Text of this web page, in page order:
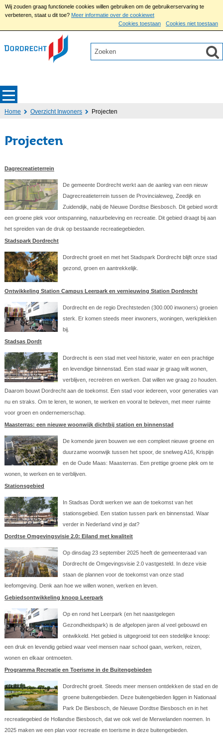
Wij zouden graag functionele cookies willen gebruiken om de gebruikerservaring te
verbeteren, staat u dit toe? Meer informatie over de cookiewet
Cookies toestaan
Cookies niet toestaan
Home Overzicht Inwoners Projecten
Projecten
Dagrecreatieterrein
De gemeente Dordrecht werkt aan de aanleg van een nieuw
Dagrecreatieterrein tussen de Provincialeweg, Zeedijk en
Zuidendijk, nabij de Nieuwe Dordtse Biesbosch. Dit gebied wordt
een groene plek voor ontspanning, natuurbeleving en recreatie. Dit gebied draagt bij aan
het spreiden van de druk op bestaande recreatiegebieden.
Stadspark Dordrecht
Dordrecht groeit en met het Stadspark Dordrecht blijft onze stad
gezond, groen en aantrekkelijk.
Ontwikkeling Station Campus Leerpark en vernieuwing Station Dordrecht
Dordrecht en de regio Drechtsteden (300.000 inwoners) groeien
sterk. Er komen steeds meer inwoners, woningen, werkplekken
bij.
Stadsas Dordt
Dordrecht is een stad met veel historie, water en een prachtige
en levendige binnenstad. Een stad waar je graag wilt wonen,
verblijven, recreëren en werken. Dat willen we graag zo houden.
Daarom bouwt Dordrecht aan de toekomst. Een stad voor iedereen, voor generaties van
nu en straks. Om te leren, te wonen, te werken en vooral te beleven, met meer ruimte
voor groen en ondernemerschap.
Maasterras: een nieuwe woonwijk dichtbij station en binnenstad
De komende jaren bouwen we een compleet nieuwe groene en
duurzame woonwijk tussen het spoor, de snelweg A16, Krispijn
en de Oude Maas: Maasterras. Een prettige groene plek om te
wonen, te werken en te verblijven.
Stationsgebied
In Stadsas Dordt werken we aan de toekomst van het
stationsgebied. Een station tussen park en binnenstad. Waar
verder in Nederland vind je dat?
Dordtse Omgevingsvisie 2.0: Eiland met kwaliteit
Op dinsdag 23 september 2025 heeft de gemeenteraad van
Dordrecht de Omgevingsvisie 2.0 vastgesteld. In deze visie
staan de plannen voor de toekomst van onze stad
leefomgeving. Denk aan hoe we willen wonen, werken en leven.
Gebiedsontwikkeling knoop Leerpark
Op en rond het Leerpark (en het naastgelegen
Gezondheidspark) is de afgelopen jaren al veel gebouwd en
ontwikkeld. Het gebied is uitgegroeid tot een stedelijke knoop:
een druk en levendig gebied waar veel mensen naar school gaan, werken, reizen,
wonen en elkaar ontmoeten.
Programma Recreatie en Toerisme in de Buitengebieden
Dordrecht groeit. Steeds meer mensen ontdekken de stad en de
groene buitengebieden. Deze buitengebieden liggen in Nationaal
Park De Biesbosch, de Nieuwe Dordtse Biesbosch en in het
recreatiegebied de Hollandse Biesbosch, dat we ook wel de Merwelanden noemen. In
2025 maken we een plan voor recreatie en toerisme in deze buitengebieden.